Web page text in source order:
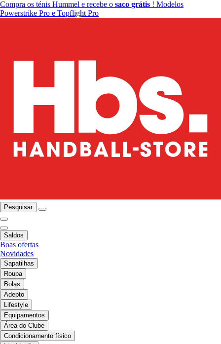
Compra os ténis Hummel e recebe o saco grátis ! Modelos
Powerstrike Pro e Topflight Pro
Pesquisar
Saldos
Boas ofertas
Novidades
Sapatilhas
Roupa
Bolas
Adepto
Lifestyle
Equipamentos
Área do Clube
Condicionamento físico